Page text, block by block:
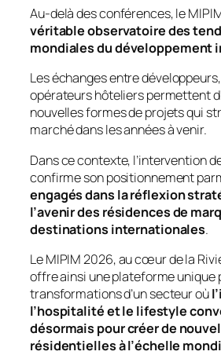
Au-delà des conférences, le
véritable observatoire des
mondiales du développement
Les échanges entre
opérateurs hôteliers permettent
nouvelles formes de projets qui
marché dans les années à venir.
Dans ce contexte, l’intervention
confirme son positionnement
engagés dans la réflexion
l’avenir des résidences de
destinations internationales.
Le MIPIM 2026, au cœur de la
offre ainsi une plateforme unique
transformations d’un secteur où
l’hospitalité et le lifestyle
désormais pour créer de
résidentielles à l’échelle